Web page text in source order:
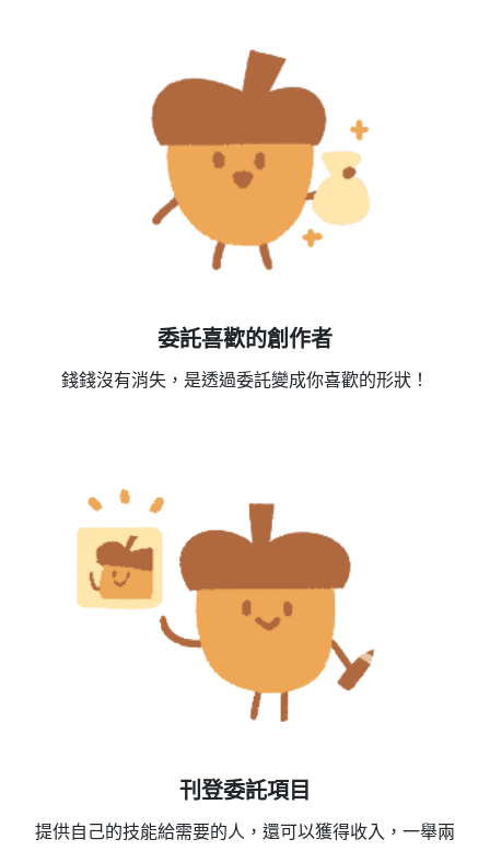
委託喜歡的創作者
錢錢沒有消失，是透過委託變成你喜歡的形狀！
刊登委託項目
提供自己的技能給需要的人，還可以獲得收入，一舉兩